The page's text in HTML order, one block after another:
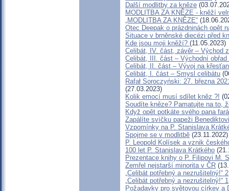
Další modlitby za kněze
MODLITBA ZA KNĚZE - kněží
„MODLITBA ZA KNĚZE“
Otec Deepak o prázdninách opět
Situace v brněnské diecézi před
Kde jsou moji kněží? (11.05.2023)
Celibát, IV. část, závěr – Východ
Celibát, III. část – Východní obřad
Celibát, II. část – Vývoj na
Celibát, I. část – Smysl celibátu
Rafał Soroczyński: 27. března
(27.03.2023)
Kolik emocí musí sdílet kněz ?!
Soudíte kněze? Pamatujte na to,
Když opět potkáte svého pana
Zapálíte svíčku papeži
Vzpomínky na P. Stanislava
Spojme se v modlitbě (23.11.2022)
P. Leopold Kolísek a vznik
100 let P. Stanislava Krátkého
Prezentace knihy o P. Filipovi M.
Zemřel nejstarší minorita v ČR
„Celibát potřebný a nezrušitelný!“ 2
„Celibát potřebný a nezrušitelný!“ 1
Požadavky pro světovou církev a